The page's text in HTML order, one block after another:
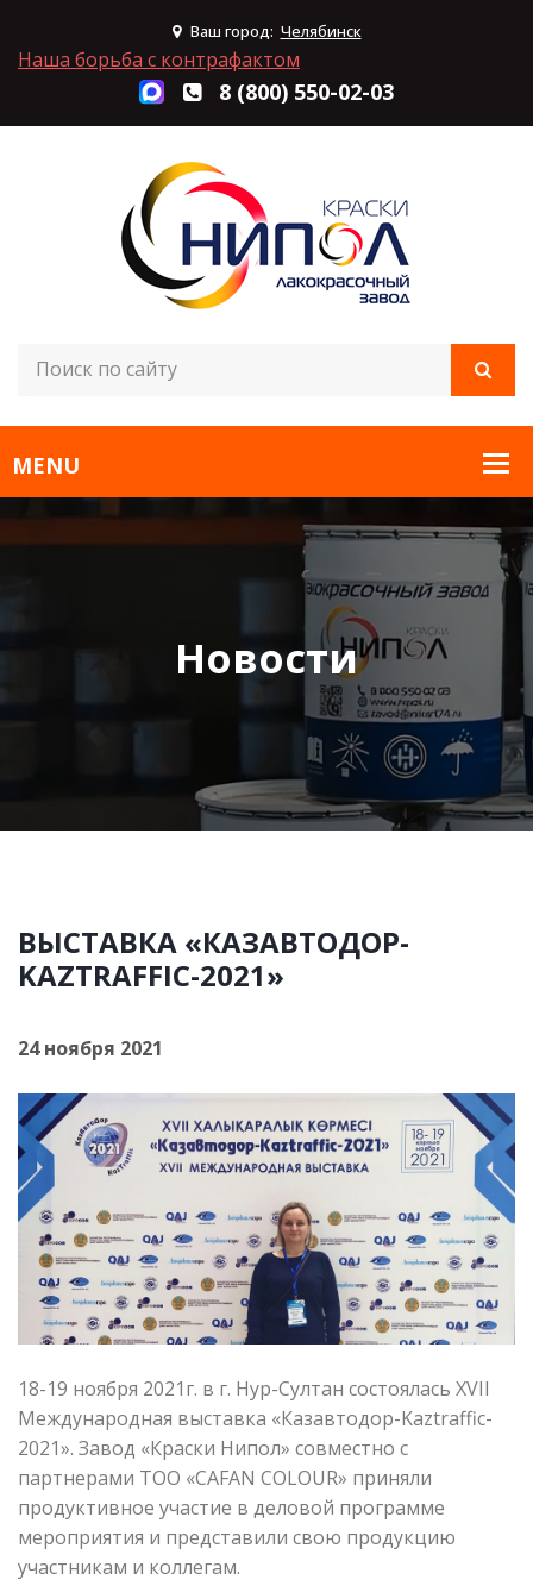
Ваш город: Челябинск
Наша борьба с контрафактом
8 (800) 550-02-03
Новости
ВЫСТАВКА «КАЗАВТОДОР-
KAZTRAFFIC-2021»
24 ноября 2021
18-19 ноября 2021г. в г. Нур-Султан состоялась XVII
Международная выставка «Казавтодор-Kaztraffic-
2021». Завод «Краски Нипол» совместно с
партнерами TOO «СAFAN COLOUR» приняли
продуктивное участие в деловой программе
мероприятия и представили свою продукцию
участникам и коллегам.